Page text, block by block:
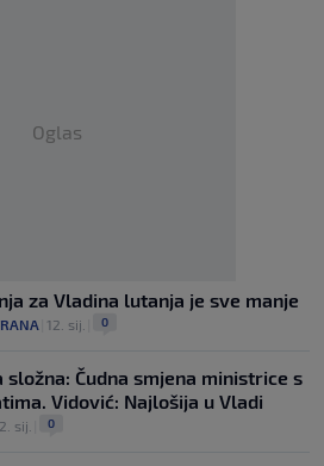
Oglas
za Vladina lutanja je sve manje
12. sij. 0
složna: Čudna smjena ministrice s
Vidović: Najlošija u Vladi
sij. 0